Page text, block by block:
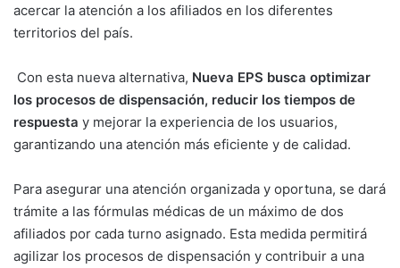
acercar la atención a los afiliados en los diferentes
territorios del país.
Con esta nueva alternativa, Nueva EPS busca optimizar
los procesos de dispensación, reducir los tiempos de
respuesta y mejorar la experiencia de los usuarios,
garantizando una atención más eficiente y de calidad.
Para asegurar una atención organizada y oportuna, se dará
trámite a las fórmulas médicas de un máximo de dos
afiliados por cada turno asignado. Esta medida permitirá
agilizar los procesos de dispensación y contribuir a una